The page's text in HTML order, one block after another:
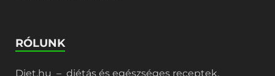
RÓLUNK
Diet.hu – diétás és egészséges receptek,